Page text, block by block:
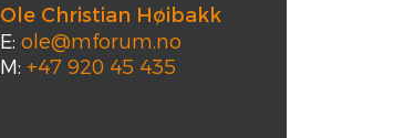
Ole Christian Høibakk
E: ole@mforum.no
M: +47 920 45 435